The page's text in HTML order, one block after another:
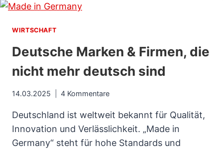
JETZT
GB
TELEKOM
WIRTSCHAFT
Deutsche Marken & Firmen, die
nicht mehr deutsch sind
14.03.2025 4 Kommentare
Deutschland ist weltweit bekannt für Qualität,
Innovation und Verlässlichkeit. „Made in
Germany“ steht für hohe Standards und